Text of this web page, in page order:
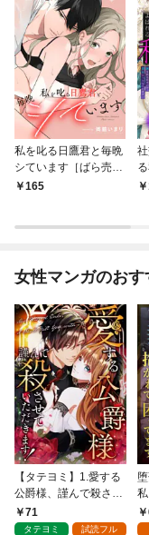
私を叱る日鷹君と毎晩
シています［ばら売
り］ 第1話
165
女性マンガのおす
【タテヨミ】1.愛する
公爵様、謹んで殺させ
ていただきます！
71
タテヨミ 試読フル
1